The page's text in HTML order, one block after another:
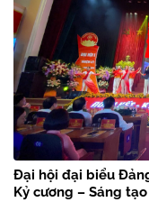
Đại hội đại biểu
Kỷ cương – Sáng